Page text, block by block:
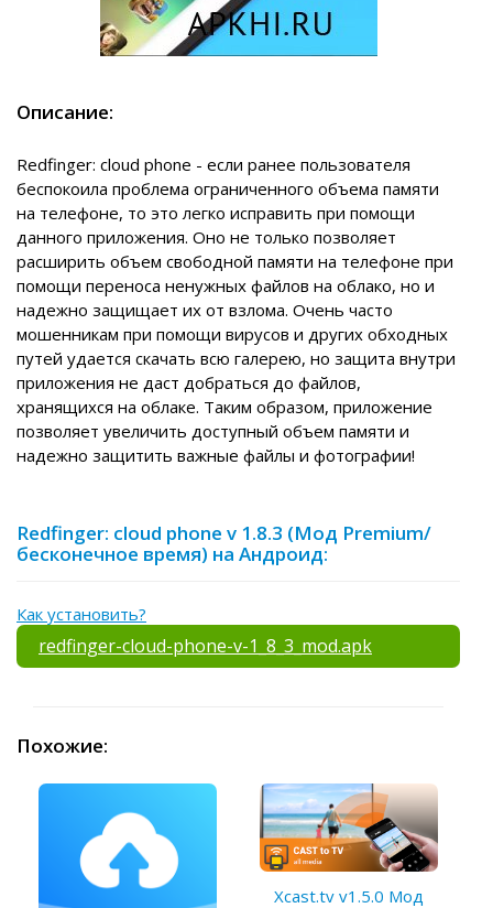
Описание:
Redfinger: cloud phone - если ранее пользователя
беспокоила проблема ограниченного объема памяти
на телефоне, то это легко исправить при помощи
данного приложения. Оно не только позволяет
расширить объем свободной памяти на телефоне при
помощи переноса ненужных файлов на облако, но и
надежно защищает их от взлома. Очень часто
мошенникам при помощи вирусов и других обходных
путей удается скачать всю галерею, но защита внутри
приложения не даст добраться до файлов,
хранящихся на облаке. Таким образом, приложение
позволяет увеличить доступный объем памяти и
надежно защитить важные файлы и фотографии!
Redfinger: cloud phone v 1.8.3 (Мод Premium/
бесконечное время) на Андроид:
Как установить?
redfinger-cloud-phone-v-1_8_3_mod.apk
Похожие:
Xcast.tv v1.5.0 Мод